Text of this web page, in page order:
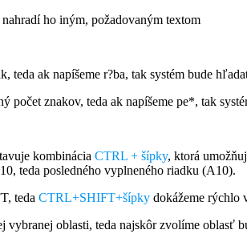
ho iným, požadovaným textom
teda ak napíšeme r?ba, tak systém bude
počet znakov, teda ak napíšeme pe*, tak
kombinácia CTRL + šípky, ktorá
teda posledného vyplneného riadku (A10).
teda CTRL+SHIFT+šípky dokážeme rýchlo
oblasti, teda najskôr zvolíme oblasť